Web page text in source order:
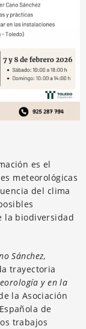
es el
meteorológicas
del clima
la biodiversidad
Sánchez,
trayectoria
y en la
la Asociación
de
trabajos